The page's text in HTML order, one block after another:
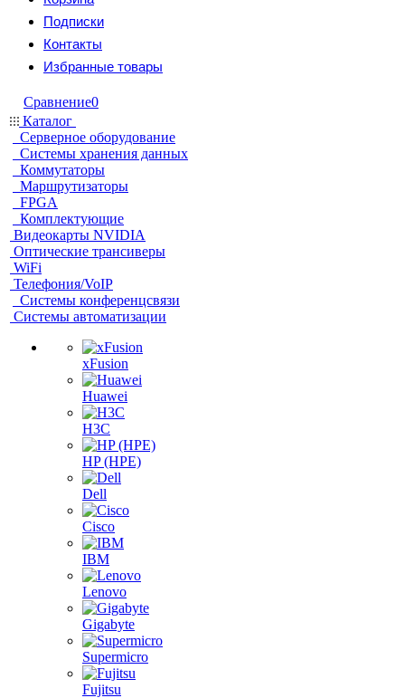
Подписки
Контакты
Избранные товары
Сравнение0
Каталог
Серверное оборудование
Системы хранения данных
Коммутаторы
Маршрутизаторы
FPGA
Комплектующие
Видеокарты NVIDIA
Оптические трансиверы
WiFi
Телефония/VoIP
Системы конференцсвязи
Системы автоматизации
xFusion
Huawei
H3C
HP (HPE)
Dell
Cisco
IBM
Lenovo
Gigabyte
Supermicro
Fujitsu